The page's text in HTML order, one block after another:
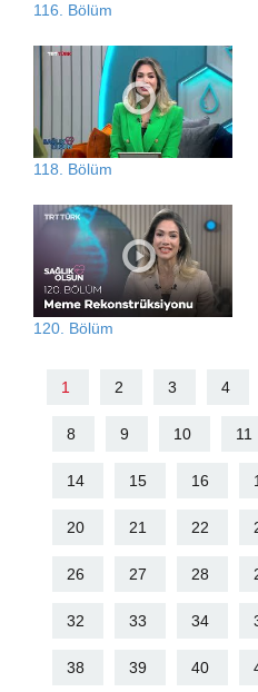
116. Bölüm
118. Bölüm
120. Bölüm
1 2 3 4
8 9 10 11
14 15 16
20 21 22
26 27 28
32 33 34
38 39 40